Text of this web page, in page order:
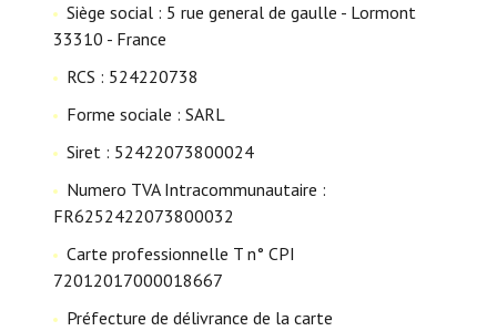
Immobilier
Siège social : 5 rue general de gaulle - Lormont
33310 - France
RCS : 524220738
Forme sociale : SARL
Siret : 52422073800024
Numero TVA Intracommunautaire :
FR6252422073800032
Carte professionnelle T n° CPI
72012017000018667
Préfecture de délivrance de la carte